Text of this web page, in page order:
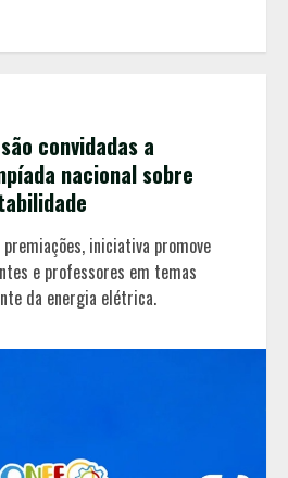
convidadas a
nacional sobre
iniciativa promove
e professores em temas
da energia elétrica.